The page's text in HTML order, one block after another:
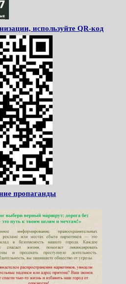
используйте QR-код
пропаганды